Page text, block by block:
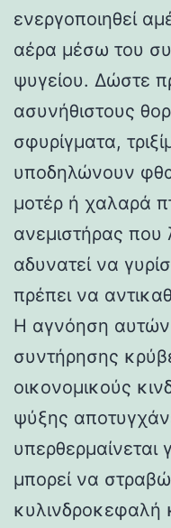
ενεργοποιηθεί
αέρα μέσω του
ψυγείου. Δώστε
ασυνήθιστους
σφυρίγματα,
υποδηλώνουν
μοτέρ ή χαλαρά
ανεμιστήρας που
αδυνατεί να
πρέπει να
Η αγνόηση
συντήρησης
οικονομικούς
ψύξης
μπορεί να
κυλινδροκεφαλή